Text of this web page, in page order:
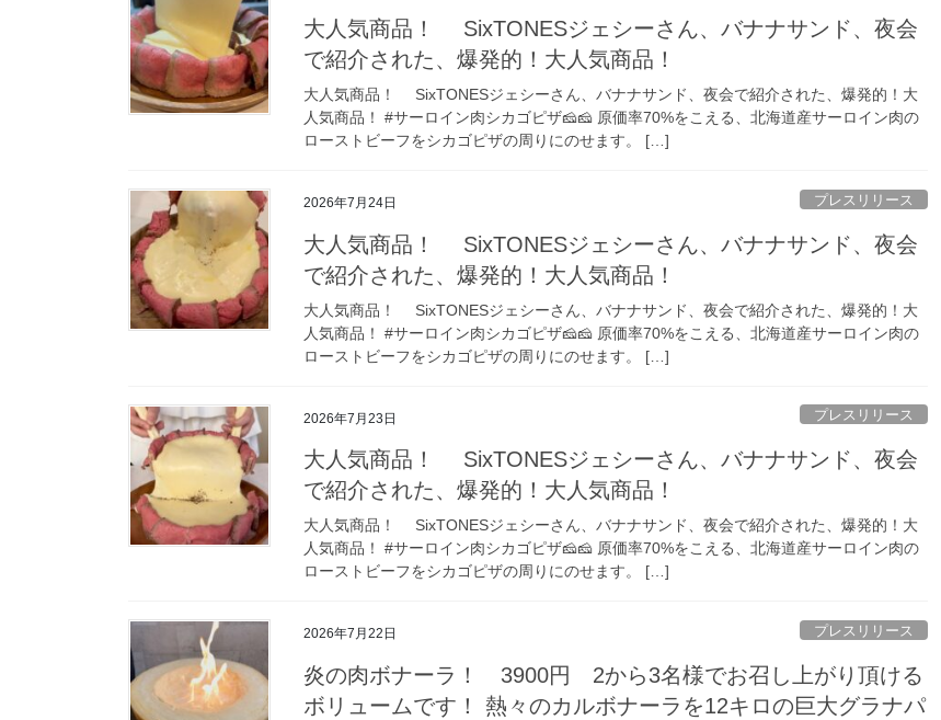
大人気商品！ SixTONESジェシーさん、バナナサンド、夜会
で紹介された、爆発的！大人気商品！
大人気商品！ SixTONESジェシーさん、バナナサンド、夜会で紹介された、爆発的！大
人気商品！ #サーロイン肉シカゴピザ🧀🧀 原価率70%をこえる、北海道産サーロイン肉の
ローストビーフをシカゴピザの周りにのせます。 […]
2026年7月24日 プレスリリース
大人気商品！ SixTONESジェシーさん、バナナサンド、夜会
で紹介された、爆発的！大人気商品！
大人気商品！ SixTONESジェシーさん、バナナサンド、夜会で紹介された、爆発的！大
人気商品！ #サーロイン肉シカゴピザ🧀🧀 原価率70%をこえる、北海道産サーロイン肉の
ローストビーフをシカゴピザの周りにのせます。 […]
2026年7月23日 プレスリリース
大人気商品！ SixTONESジェシーさん、バナナサンド、夜会
で紹介された、爆発的！大人気商品！
大人気商品！ SixTONESジェシーさん、バナナサンド、夜会で紹介された、爆発的！大
人気商品！ #サーロイン肉シカゴピザ🧀🧀 原価率70%をこえる、北海道産サーロイン肉の
ローストビーフをシカゴピザの周りにのせます。 […]
2026年7月22日 プレスリリース
炎の肉ボナーラ！ 3900円 2から3名様でお召し上がり頂ける
ボリュームです！ 熱々のカルボナーラを12キロの巨大グラナパ